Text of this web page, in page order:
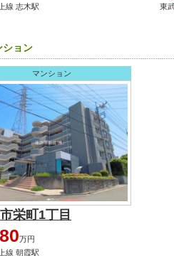
線 志木駅
東
ション
マンション
栄町1丁目
万円
線 朝霞駅